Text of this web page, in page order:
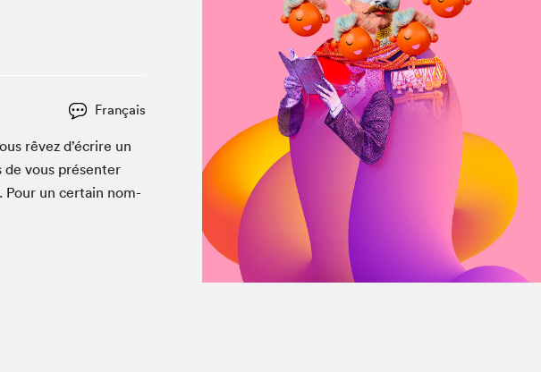
À propos du Salon
Liste des exposant·e·s
Liste des auteur·rice·s
Français
rêvez d’écrire un
de vous présen­ter
Pour un cer­tain nom­